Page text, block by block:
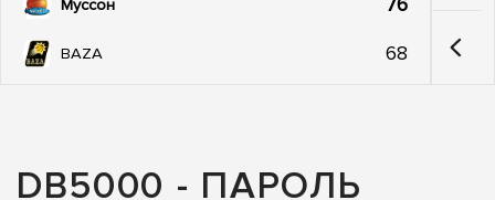
Муссон
BAZA 68
DB5000 - ПАРОЛЬ